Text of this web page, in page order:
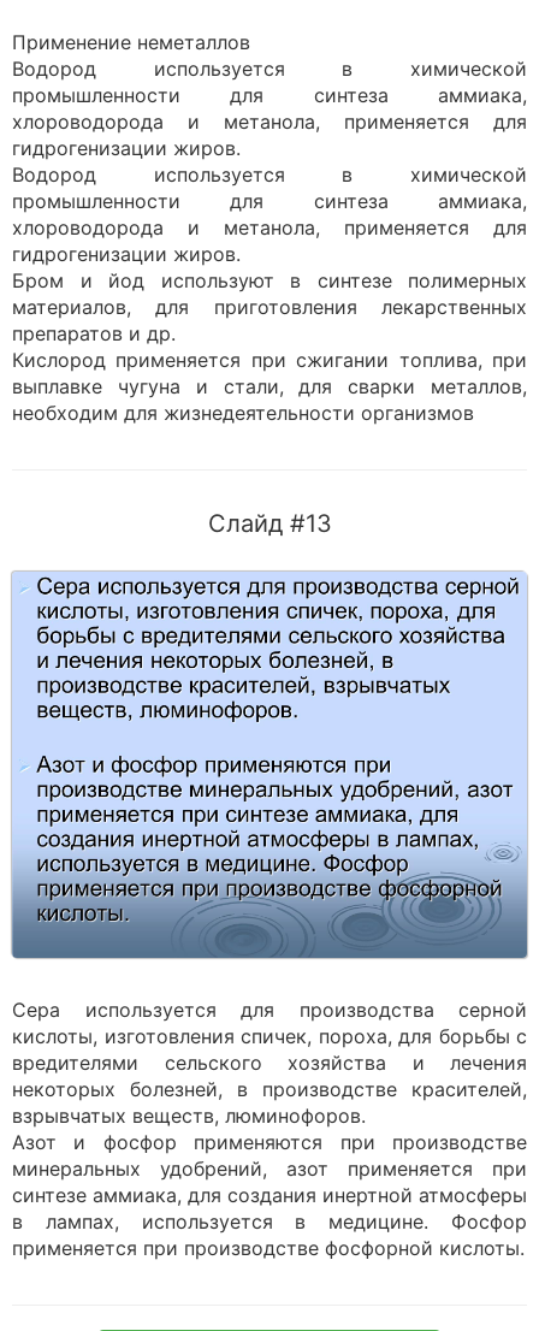
Применение неметаллов
Водород используется в химической
промышленности для синтеза аммиака,
хлороводорода и метанола, применяется для
гидрогенизации жиров.
Водород используется в химической
промышленности для синтеза аммиака,
хлороводорода и метанола, применяется для
гидрогенизации жиров.
Бром и йод используют в синтезе полимерных
материалов, для приготовления лекарственных
препаратов и др.
Кислород применяется при сжигании топлива, при
выплавке чугуна и стали, для сварки металлов,
необходим для жизнедеятельности организмов
Слайд #13
Сера используется для производства серной
кислоты, изготовления спичек, пороха, для борьбы с
вредителями сельского хозяйства и лечения
некоторых болезней, в производстве красителей,
взрывчатых веществ, люминофоров.
Азот и фосфор применяются при производстве
минеральных удобрений, азот применяется при
синтезе аммиака, для создания инертной атмосферы
в лампах, используется в медицине. Фосфор
применяется при производстве фосфорной кислоты.